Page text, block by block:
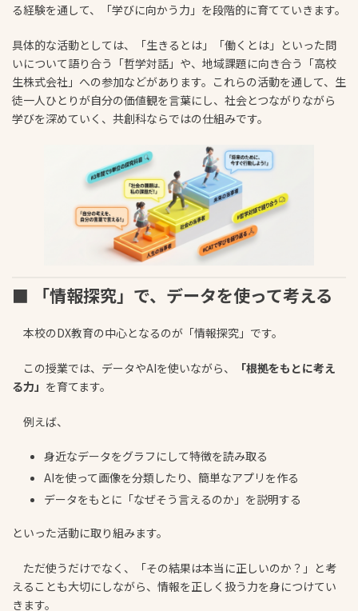
る経験を通して、「学びに向かう力」を段階的に育てていきます。
具体的な活動としては、「生きるとは」「働くとは」といった問
いについて語り合う「哲学対話」や、地域課題に向き合う「高校
生株式会社」への参加などがあります。これらの活動を通して、生
徒一人ひとりが自分の価値観を言葉にし、社会とつながりながら
学びを深めていく、共創科ならではの仕組みです。
■ 「情報探究」で、データを使って考える
本校のDX教育の中心となるのが「情報探究」です。
この授業では、データやAIを使いながら、
「根拠をもとに考え
る力」 を育てます。
例えば、
身近なデータをグラフにして特徴を読み取る
AIを使って画像を分類したり、簡単なアプリを作る
データをもとに「なぜそう言えるのか」を説明する
といった活動に取り組みます。
ただ使うだけでなく、「その結果は本当に正しいのか？」と考
えることも大切にしながら、情報を正しく扱う力を身につけてい
きます。